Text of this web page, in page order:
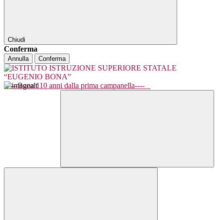
Chiudi
Conferma
Annulla Conferma
----Bona 110 anni dalla prima campanella----